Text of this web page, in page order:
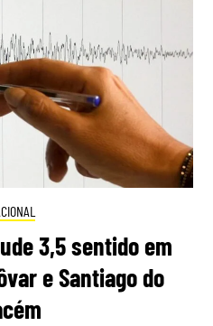
3,5 sentido em
e Santiago do